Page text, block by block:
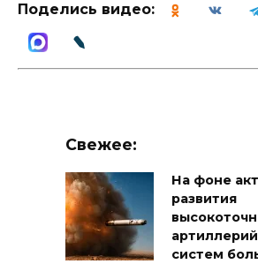
Поделись видео:
Свежее:
На фоне
развития
систем